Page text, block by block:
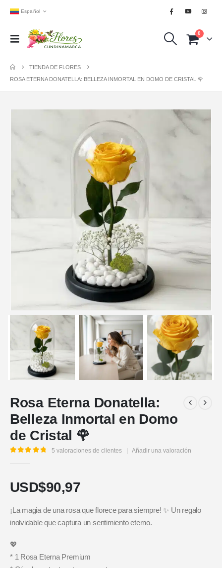
Español
0
TIENDA DE FLORES
ROSA ETERNA DONATELLA: BELLEZA INMORTAL EN DOMO DE CRISTAL 🌹
Rosa Eterna Donatella:
Belleza Inmortal en Domo
de Cristal 🌹
5 valoraciones de clientes Añadir una valoración
USD$90,97
¡La magia de una rosa que florece para siempre! ✨ Un regalo
inolvidable que captura un sentimiento eterno.
💖
* 1 Rosa Eterna Premium